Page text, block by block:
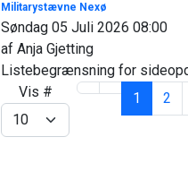
Militarystævne Nexø
Søndag 05 Juli 2026 08:00
af Anja Gjetting
Listebegrænsning for
Vis #
1 2